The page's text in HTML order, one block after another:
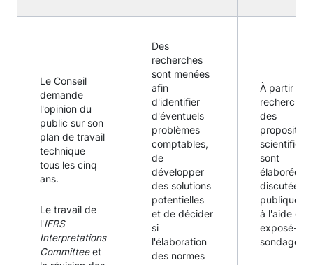
Le Conseil
demande
l'opinion du
public sur son
plan de travail
technique
tous les cinq
ans.
Le travail de
l'IFRS
Interpretations
Committeeet
Des
recherches
sont menées
afin
d'identifier
d'éventuels
problèmes
comptables,
de
développer
des solutions
potentielles
et de décider
si
l'élaboration
des normes
À partir des
recherches,
des
sont
élaborées
discutées
à l'aide
exposé-
sondage.